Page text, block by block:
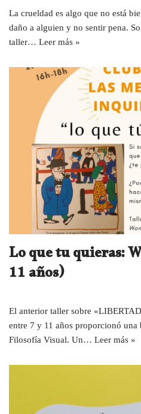
La crueldad es algo que no está
daño a alguien y no sentir pena.
taller… Leer más »
Lo que tu quieras:
11 años)
El anterior taller sobre
entre 7 y 11 años proporcionó una
Filosofía Visual. Un… Leer más »